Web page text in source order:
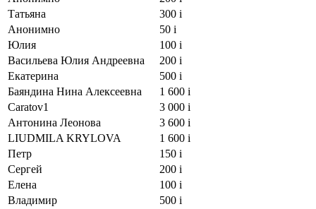
Татьяна
300 i
Анонимно
50 i
Юлия
100 i
Васильева Юлия Андреевна
200 i
Екатерина
500 i
Баяндина Нина Алексеевна
1 600 i
Caratov1
3 000 i
Антонина Леонова
3 600 i
LIUDMILA KRYLOVA
1 600 i
Петр
150 i
Сергей
200 i
Елена
100 i
Владимир
500 i